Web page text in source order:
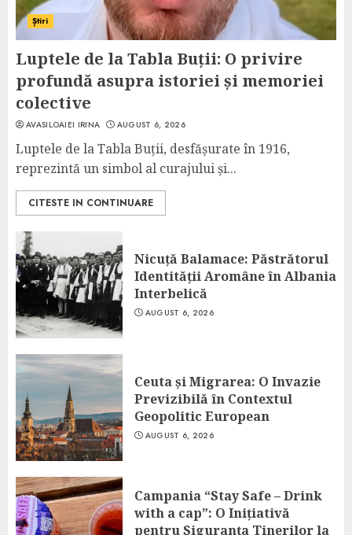
Știri
Luptele de la Tabla Buții: O privire
profundă asupra istoriei și memoriei
colective
AVASILOAIEI IRINA AUGUST 6, 2026
Luptele de la Tabla Buții, desfășurate în 1916,
reprezintă un simbol al curajului și...
CITESTE IN CONTINUARE
Nicuță Balamace: Păstrătorul
Identității Aromâne în Albania
Interbelică
AUGUST 6, 2026
Ceuta și Migrarea: O Invazie
Previzibilă în Contextul
Geopolitic European
AUGUST 6, 2026
Campania “Stay Safe – Drink
with a cap”: O Inițiativă
pentru Siguranța Tinerilor la